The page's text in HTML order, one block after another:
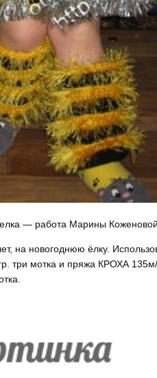
— работа Марины Коженовой.
на новогоднюю ёлку.
три мотка и пряжа КРОХА